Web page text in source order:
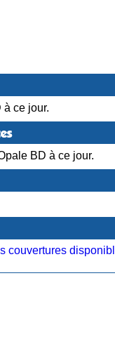
ce jour.
BD à ce jour.
couvertures